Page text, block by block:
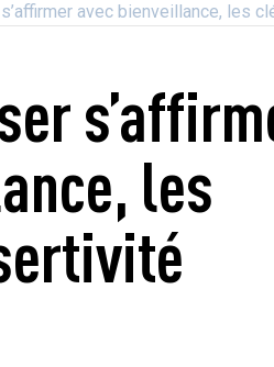
avec bienveillance, les
les